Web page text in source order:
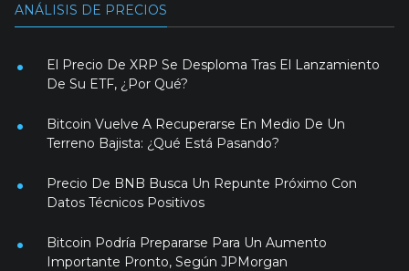
ANÁLISIS DE PRECIOS
El Precio De XRP Se Desploma Tras El Lanzamiento
De Su ETF, ¿Por Qué?
Bitcoin Vuelve A Recuperarse En Medio De Un
Terreno Bajista: ¿Qué Está Pasando?
Precio De BNB Busca Un Repunte Próximo Con
Datos Técnicos Positivos
Bitcoin Podría Prepararse Para Un Aumento
Importante Pronto, Según JPMorgan